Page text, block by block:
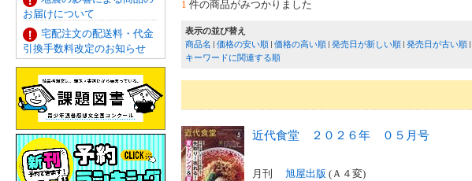
お届けについて
宅配注文の配送料・代金
引換手数料改定のお知らせ
1 件の商品がみつかりました
表示の並び替え
商品名
価格の安い順 価格の高い順 発売日が新しい順 発売日が古い順
キーワードに関連する順
近代食堂 ２０２６年 ０５月号
月刊 旭屋出版 (Ａ４変)